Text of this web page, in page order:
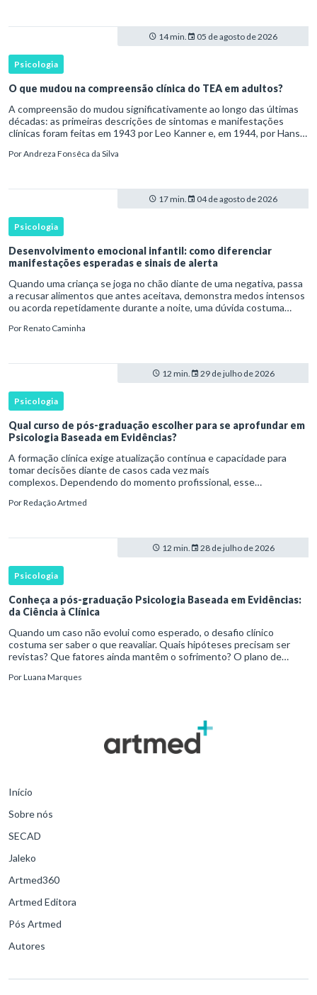
14 min. 05 de agosto de 2026
Psicologia
O que mudou na compreensão clínica do TEA em adultos?
A compreensão do mudou significativamente ao longo das últimas
décadas: as primeiras descrições de sintomas e manifestações
clínicas foram feitas em 1943 por Leo Kanner e, em 1944, por Hans
PorAndreza Fonsêca da Silva
17 min. 04 de agosto de 2026
Psicologia
Desenvolvimento emocional infantil: como diferenciar
manifestações esperadas e sinais de alerta
Quando uma criança se joga no chão diante de uma negativa, passa
a recusar alimentos que antes aceitava, demonstra medos intensos
ou acorda repetidamente durante a noite, uma dúvida costuma
PorRenato Caminha
12 min. 29 de julho de 2026
Psicologia
Qual curso de pós-graduação escolher para se aprofundar em
Psicologia Baseada em Evidências?
A formação clínica exige atualização contínua e capacidade para
tomar decisões diante de casos cada vez mais
complexos. Dependendo do momento profissional, esse
aprofundamento em ou a especializaçã
PorRedação Artmed
12 min. 28 de julho de 2026
Psicologia
Conheça a pós-graduação Psicologia Baseada em Evidências:
da Ciência à Clínica
Quando um caso não evolui como esperado, o desafio clínico
costuma ser saber o que reavaliar. Quais hipóteses precisam ser
revistas? Que fatores ainda mantêm o sofrimento? O plano de
necessidades d
PorLuana Marques
Início
Sobre nós
SECAD
Jaleko
Artmed360
Artmed Editora
Pós Artmed
Autores